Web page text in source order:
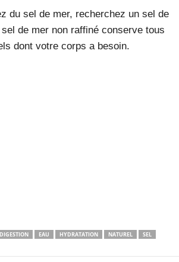
du sel de mer, recherchez un sel de
sel de mer non raffiné conserve tous
dont votre corps a besoin.
DIGESTION EAU HYDRATATION NATUREL
SEL